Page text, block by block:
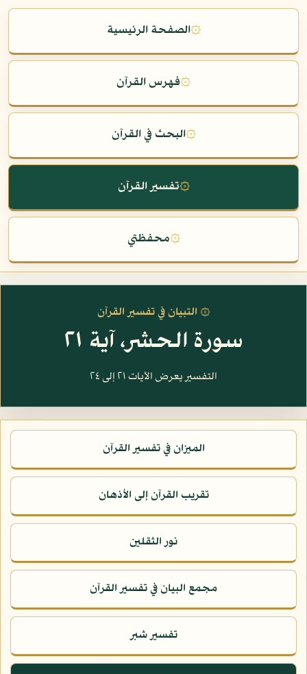
۞الصفحة الرئيسية
۞فهرس القرآن
۞البحث في القرآن
۞تفسير القرآن
۞محفظتي
۞ التبيان في تفسير القرآن
سورة الحشر، آية ٢١
التفسير يعرض الآيات ٢١ إلى ٢٤
الميزان في تفسير القرآن
تقريب القرآن إلى الأذهان
نور الثقلين
مجمع البيان في تفسير القرآن
تفسير شبر